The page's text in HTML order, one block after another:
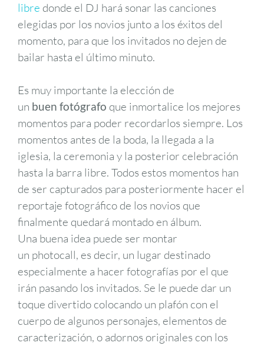
libre donde el DJ hará sonar las canciones
elegidas por los novios junto a los éxitos del
momento, para que los invitados no dejen de
bailar hasta el último minuto.
Es muy importante la elección de
un buen fotógrafo que inmortalice los mejores
momentos para poder recordarlos siempre. Los
momentos antes de la boda, la llegada a la
iglesia, la ceremonia y la posterior celebración
hasta la barra libre. Todos estos momentos han
de ser capturados para posteriormente hacer el
reportaje fotográfico de los novios que
finalmente quedará montado en álbum.
Una buena idea puede ser montar
un photocall, es decir, un lugar destinado
especialmente a hacer fotografías por el que
irán pasando los invitados. Se le puede dar un
toque divertido colocando un plafón con el
cuerpo de algunos personajes, elementos de
caracterización, o adornos originales con los